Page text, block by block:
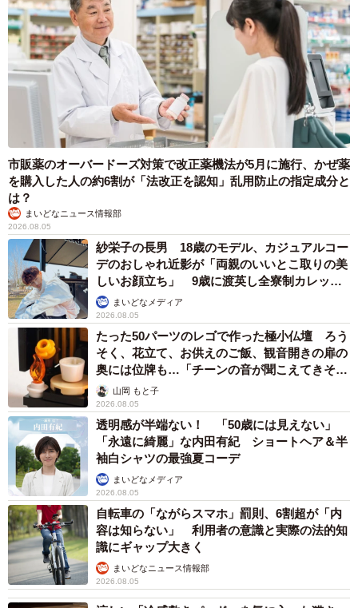
4/19
こまめちゃん「幸せにゃ〜」（提供：はみーさん）
保護翌日、なでさせてくれた！ 実は甘えん坊
ーーその後のこまめちゃんは？
「すっかり甘えん坊になりました。隙あらば、ひざに乗せ
て～！遊んで～！なでて～！とすり寄ってきて、もうメロ
メロです。はちゃめちゃに可愛いです。夜も一緒に寝てい
て、電気を消すと布団に入ってくるのがたまりません。
市販薬のオーバードーズ対策で改正薬機法が5月に施行、かぜ薬
を購入した人の約6割が「法改正を認知」乱用防止の指定成分と
は？
まいどなニュース情報部
2026.08.05
紗栄子の長男 18歳のモデル、カジュアルコー
デのおしゃれ近影が「両親のいいとこ取りの美
しいお顔立ち」 9歳に渡英し全寮制カレッジ
で学ぶまいどなメディア
2026.08.05
たった50パーツのレゴで作った極小仏壇 ろう
そく、花立て、お供えのご飯、観音開きの扉の
奥には位牌も…「チーンの音が聞こえてきそ
う」山岡 もと子
2026.08.05
透明感が半端ない！ 「50歳には見えない」
「永遠に綺麗」な内田有紀 ショートヘア＆半
袖白シャツの最強夏コーデ
まいどなメディア
2026.08.05
自転車の「ながらスマホ」罰則、6割超が「内
容は知らない」 利用者の意識と実際の法的知
識にギャップ大きく
まいどなニュース情報部
2026.08.05